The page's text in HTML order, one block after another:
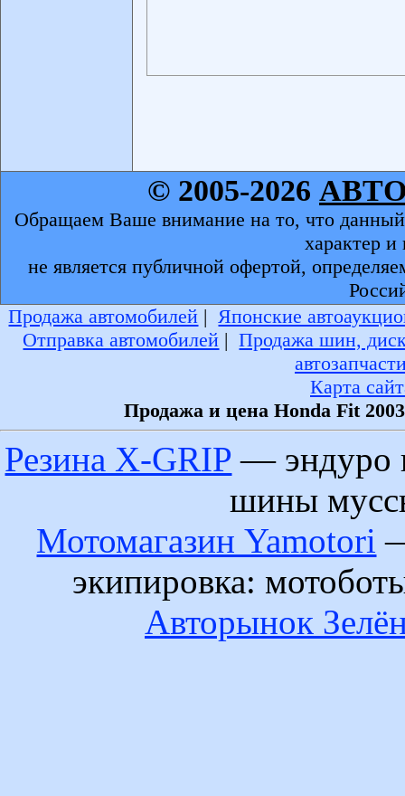
© 2005-2026
Обращаем Ваше внимание на то, что
характер
не является публичной офертой,
Продажа автомобилей | Японские
Отправка автомобилей |Продажа шин,
Карта
Продажа и цена Honda Fit
Резина X-GRIP — эндуро
шины
Мотомагазин Yamotori
экипировка:
Авторынок